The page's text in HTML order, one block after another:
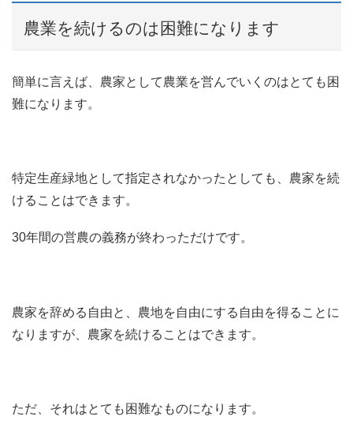
農業を続けるのは困難になります
簡単に言えば、農家として農業を営んでいくのはとても困
難になります。
特定生産緑地として指定されなかったとしても、農家を続
けることはできます。
30年間の営農の義務が終わっただけです。
農家を辞める自由と、農地を自由にする自由を得ることに
なりますが、農家を続けることはできます。
ただ、それはとても困難なものになります。